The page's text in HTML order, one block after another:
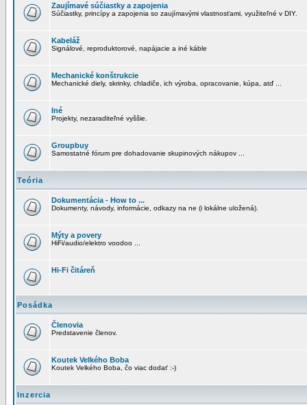
Zaujímavé súčiastky a zapojenia
Súčiastky, princípy a zapojenia so zaujímavými vlastnosťami, využiteľné v DIY.
Kabeláž
Signálové, reproduktorové, napájacie a iné káble
Mechanické konštrukcie
Mechanické diely, skrinky, chladiče, ich výroba, opracovanie, kúpa, atď ...
Iné
Projekty, nezaraditeľné vyššie.
Groupbuy
Samostatné fórum pre dohadovanie skupinových nákupov ...
Teória
Dokumentácia - How to ...
Dokumenty, návody, informácie, odkazy na ne (i lokálne uložená).
Mýty a povery
HiFi/audio/elektro voodoo ...
Hi-Fi čitáreň
Posádka
Členovia
Predstavenie členov.
Koutek Velkého Boba
Koutek Velkého Boba, čo viac dodať :-)
Inzercia